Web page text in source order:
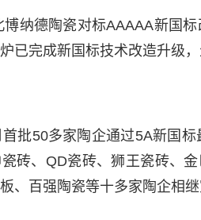
博纳德陶瓷对标AAAAA新国
已完成新国标技术改造升级
批50多家陶企通过5A新国
砖、QD瓷砖、狮王瓷砖、
、百强陶瓷等十多家陶企相